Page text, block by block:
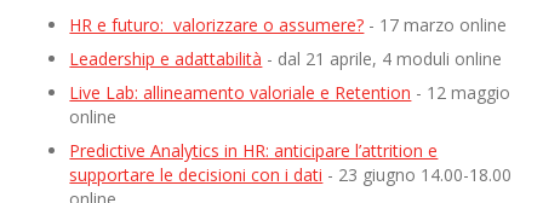
HR e futuro: valorizzare o assumere? - 17 marzo online
Leadership e adattabilità - dal 21 aprile, 4 moduli online
Live Lab: allineamento valoriale e Retention - 12 maggio
online
Predictive Analytics in HR: anticipare l’attrition e
supportare le decisioni con i dati - 23 giugno 14.00-18.00